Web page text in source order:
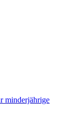
minderjährige